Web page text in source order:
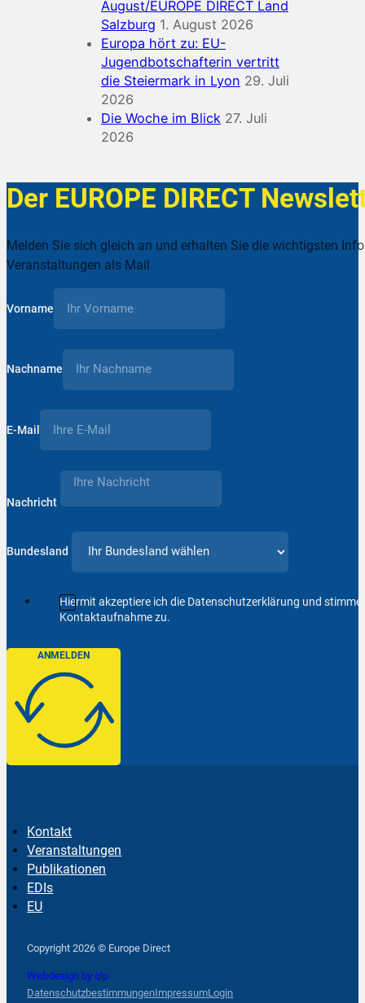
August/EUROPE DIRECT Land
Salzburg 1. August 2026
Europa hört zu: EU-
Jugendbotschafterin vertritt
die Steiermark in Lyon 29. Juli
2026
Die Woche im Blick 27. Juli
2026
Der EUROPE DIRECT
Melden Sie sich gleich an und erhalten Sie die wichtigsten
Veranstaltungen als Mail
Vorname
Nachname
E-Mail
Nachricht
Bundesland
Hiermit akzeptiere ich die Datenschutzerklärung und
Kontaktaufnahme zu.
ANMELDEN
Kontakt
Veranstaltungen
Publikationen
EDIs
EU
Copyright 2026 © Europe Direct
Webdesign by qlp
DatenschutzbestimmungenImpressumLogin